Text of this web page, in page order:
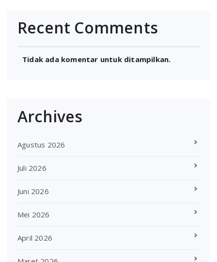
Recent Comments
Tidak ada komentar untuk ditampilkan.
Archives
Agustus 2026
Juli 2026
Juni 2026
Mei 2026
April 2026